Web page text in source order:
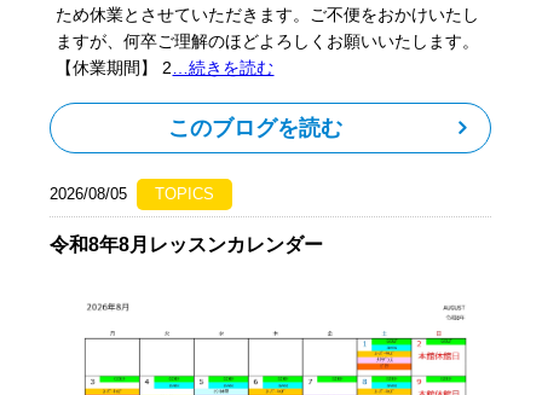
ため休業とさせていただきます。ご不便をおかけいたし
ますが、何卒ご理解のほどよろしくお願いいたします。
【休業期間】 2 …続きを読む
このブログを読む
2026/08/05 TOPICS
令和8年8月レッスンカレンダー